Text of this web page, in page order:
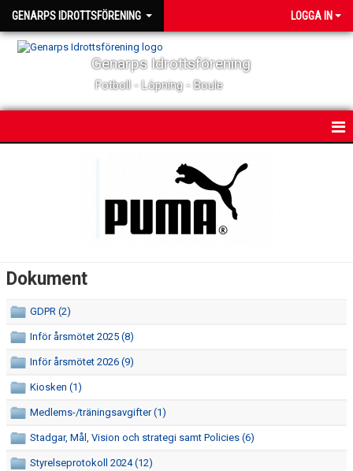
GENARPS IDROTTSFÖRENING LOGGA IN
Genarps Idrottsförening
Fotboll - Löpning - Boule
MATCHER & TÄVLINGAR
VÅRA LAG
EKEVALLEN IP
BILDGALLERI
DOKUMENT
Dokument
GDPR (2)
Inför årsmötet 2025 (8)
Inför årsmötet 2026 (9)
Kiosken (1)
Medlems-/träningsavgifter (1)
Stadgar, Mål, Vision och strategi samt Policies (6)
Styrelseprotokoll 2024 (12)